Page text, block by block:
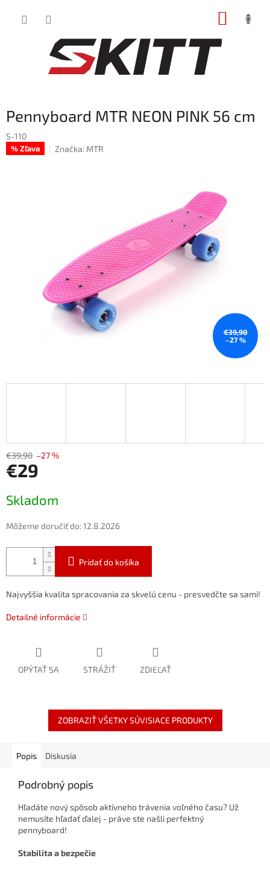
Pennyboard MTR NEON PINK 56 cm
S-110
% Zľava Značka: MTR
€39,90
–27 %
€39,90 –27 %
€29
cena:
Skladom
Môžeme doručiť do:12.8.2026
Pridať do košíka
Najvyššia kvalita spracovania za skvelú cenu - presvedčte sa sami!
Detailné informácie
OPÝTAŤ SA STRÁŽIŤ ZDIEĽAŤ
ZOBRAZIŤ VŠETKY SÚVISIACE PRODUKTY
Popis Diskusia
Podrobný popis
Hľadáte nový spôsob aktívneho trávenia voľného času? Už
nemusíte hľadať ďalej - práve ste našli perfektný
pennyboard!
Stabilita a bezpečie